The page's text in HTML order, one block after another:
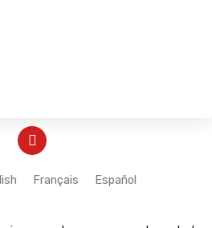
Y
o
u
t
u
Français Español